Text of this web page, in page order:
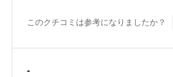
良い印象を持ちました。（Google
このクチコミは参考になりましたか？
-